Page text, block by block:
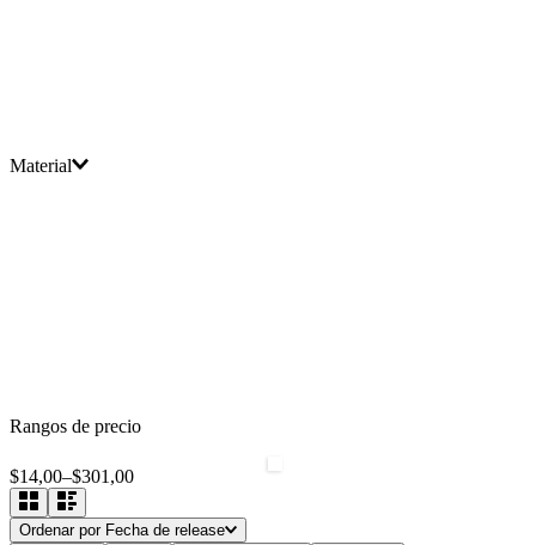
Material
Rangos de precio
$14,00–$301,00
Ordenar por Fecha de release